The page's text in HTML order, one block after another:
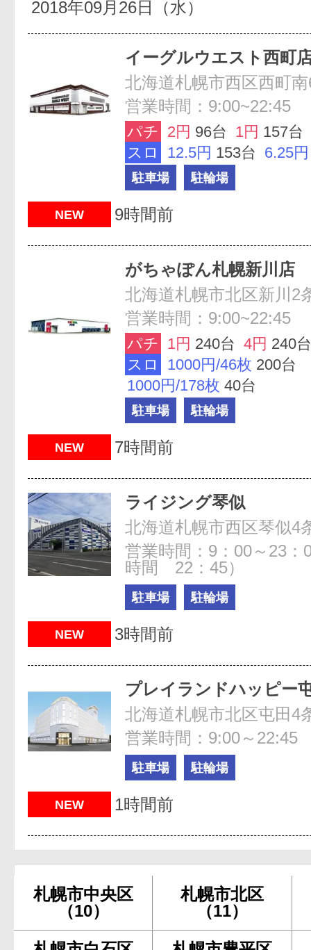
2018年09月26日（水）
イーグルウエスト西町
北海道札幌市西区西町
営業時間：9:00~22:45
パチ 2円 96台 1円 157台
スロ
12.5円 153台 6.25円
駐車場 駐輪場
NEW 9時間前
がちゃぽん札幌新川店
北海道札幌市北区新川2
営業時間：9:00~22:45
パチ 1円 240台 4円 240台
スロ
1000円/46枚 200台
1000円/178枚 40台
駐車場 駐輪場
NEW 7時間前
ライジング琴似
北海道札幌市西区琴似4
営業時間：9：00～23：
時間 22：45）
駐車場 駐輪場
NEW 3時間前
プレイランドハッピー
北海道札幌市北区屯田4
営業時間：9:00～22:45
駐車場 駐輪場
NEW 1時間前
札幌市中央区
（10）
札幌市北区
（11）